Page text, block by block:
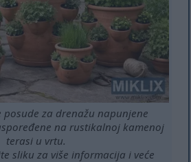
posude za drenažu napunjene
na rustikalnoj kamenoj
terasi u vrtu.
sliku za više informacija i veće